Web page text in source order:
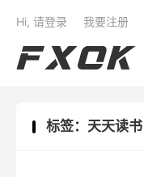
Hi, 请登录 我要注册
标签：天天读书